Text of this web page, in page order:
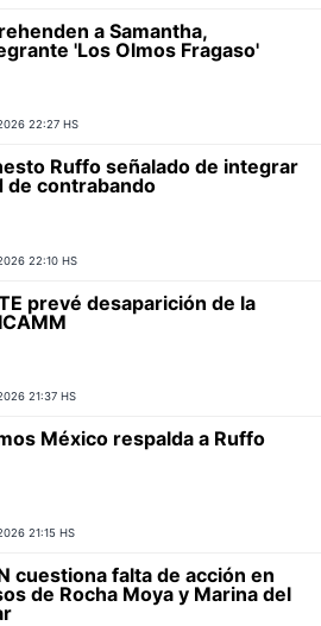
a Samantha,
'Los Olmos Fragaso'
22:27 HS
Ruffo señalado de integrar
de contrabando
22:10 HS
prevé desaparición de la
21:37 HS
México respalda a Ruffo
21:15 HS
cuestiona falta de acción en
de Rocha Moya y Marina del